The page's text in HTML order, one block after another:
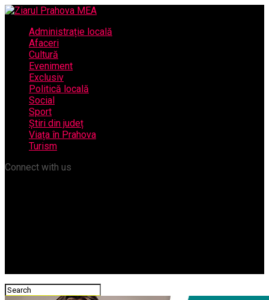
Administrație locală
Afaceri
Cultură
Eveniment
Exclusiv
Politică locală
Social
Sport
Știri din județ
Viața în Prahova
Turism
Connect with us